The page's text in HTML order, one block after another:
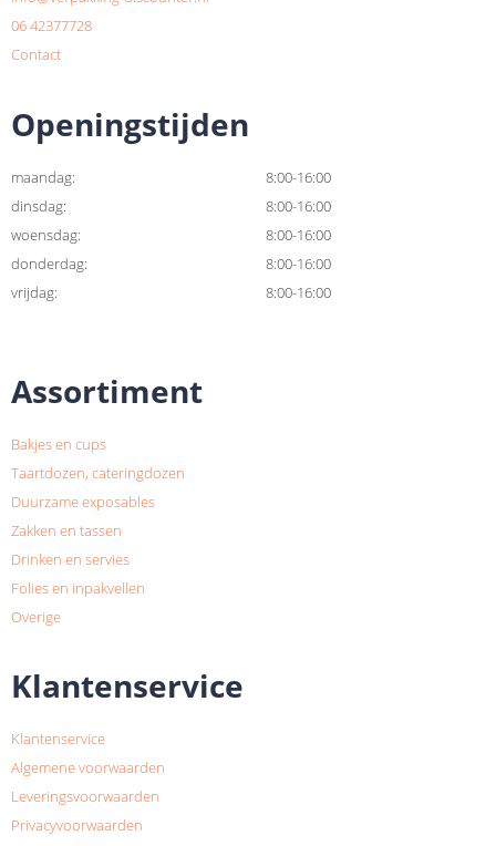
06 42377728
Contact
Openingstijden
maandag:
8:00-16:00
dinsdag:
8:00-16:00
woensdag:
8:00-16:00
donderdag:
8:00-16:00
vrijdag:
8:00-16:00
Assortiment
Bakjes en cups
Taartdozen, cateringdozen
Duurzame exposables
Zakken en tassen
Drinken en servies
Folies en inpakvellen
Overige
Klantenservice
Klantenservice
Algemene voorwaarden
Leveringsvoorwaarden
Privacyvoorwaarden